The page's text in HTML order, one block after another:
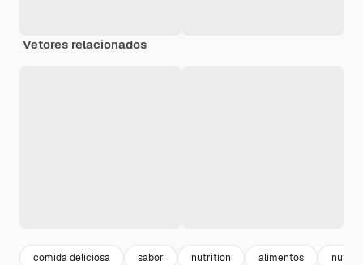
Vetores relacionados
comida deliciosa sabor nutrition alimentos